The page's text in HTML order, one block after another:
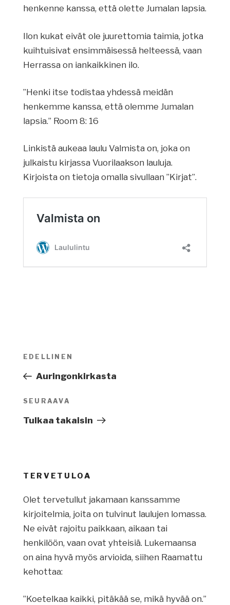
henkenne kanssa, että olette Jumalan lapsia.
Ilon kukat eivät ole juurettomia taimia, jotka
kuihtuisivat ensimmäisessä helteessä, vaan
Herrassa on iankaikkinen ilo.
”Henki itse todistaa yhdessä meidän
henkemme kanssa, että olemme Jumalan
lapsia.” Room 8: 16
Linkistä aukeaa laulu Valmista on, joka on
julkaistu kirjassa Vuorilaakson lauluja.
Kirjoista on tietoja omalla sivullaan ”Kirjat”.
Artikkelien
Edellinen
artikkeli
EDELLINEN
Auringonkirkasta
Seuraava
artikkeli
SEURAAVA
Tulkaa takaisin
TERVETULOA
Olet tervetullut jakamaan kanssamme
kirjoitelmia, joita on tulvinut laulujen lomassa.
Ne eivät rajoitu paikkaan, aikaan tai
henkilöön, vaan ovat yhteisiä. Lukemaansa
on aina hyvä myös arvioida, siihen Raamattu
kehottaa:
”Koetelkaa kaikki, pitäkää se, mikä hyvää on.”